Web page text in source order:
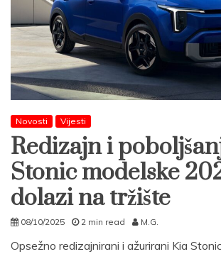
Novosti Vijesti
Redizajn i
Stonic modelske
dolazi na tržište
08/10/2025 2 min read M.G.
Opsežno redizajnirani i ažurirani Kia